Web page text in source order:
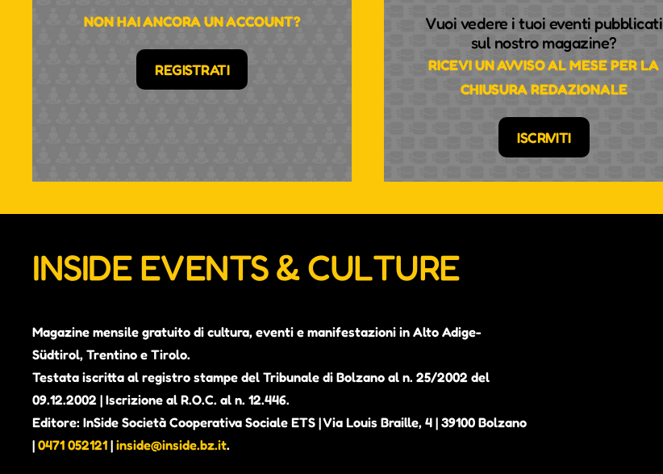
NON HAI ANCORA UN ACCOUNT?
REGISTRATI
Vuoi vedere i tuoi eventi pubblicati
sul nostro magazine?
RICEVI UN AVVISO AL MESE PER LA
CHIUSURA REDAZIONALE
ISCRIVITI
INSIDE EVENTS & CULTURE
Magazine mensile gratuito di cultura, eventi e manifestazioni in Alto Adige-
Südtirol, Trentino e Tirolo.
Testata iscritta al registro stampe del Tribunale di Bolzano al n. 25/2002 del
09.12.2002 | Iscrizione al R.O.C. al n. 12.446.
Editore: InSide Società Cooperativa Sociale ETS | Via Louis Braille, 4 | 39100 Bolzano
| 0471 052121 | inside@inside.bz.it.